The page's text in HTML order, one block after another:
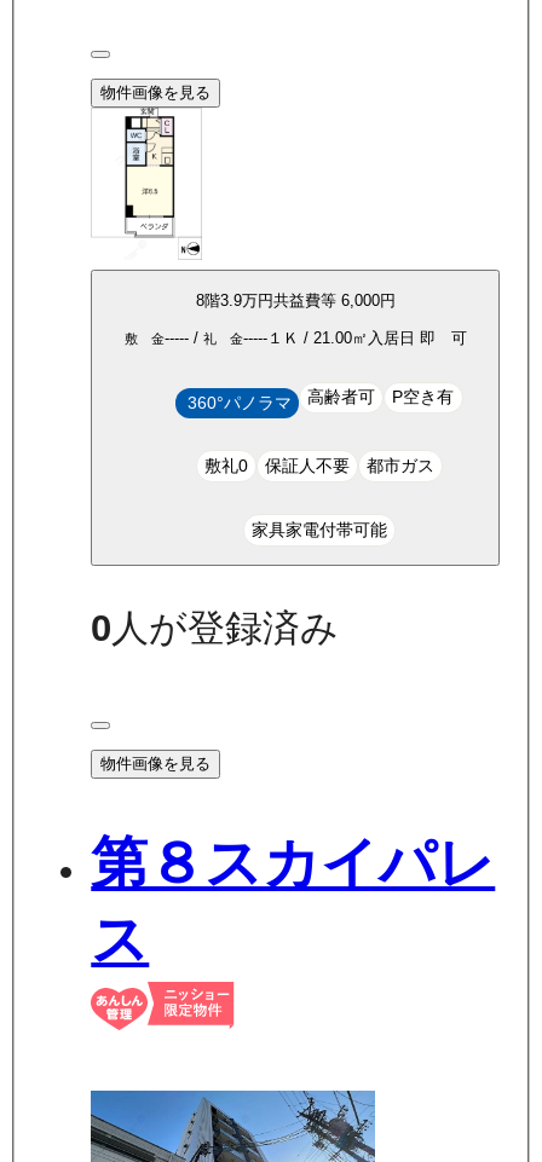
物件画像を見る
8階3.9万円共益費等 6,000円
敷 金-----/ 礼 金-----１Ｋ / 21.00㎡ 入居日 即 可
360°パノラマ 高齢者可 P空き有
敷礼0 保証人不要 都市ガス
家具家電付帯可能
0人が登録済み
物件画像を見る
第８スカイパレ
ス